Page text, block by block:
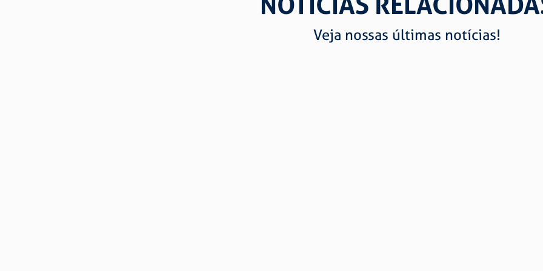
Veja nossas últimas notícias!